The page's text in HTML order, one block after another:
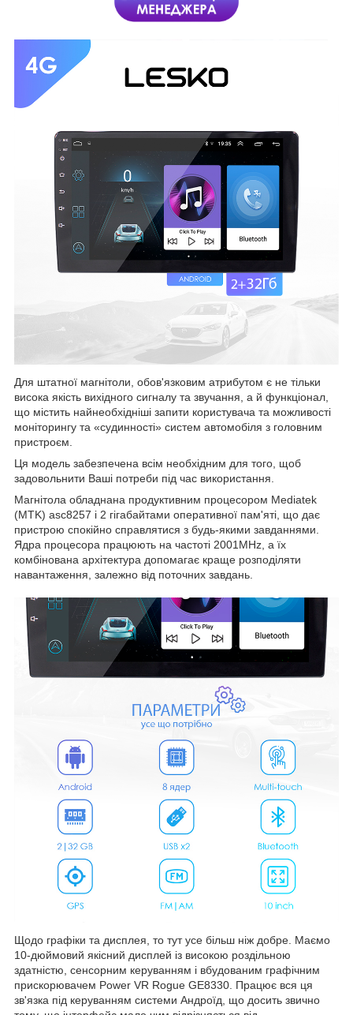
Для штатної магнітоли, обов'язковим атрибутом є не тільки
висока якість вихідного сигналу та звучання, а й функціонал,
що містить найнеобхідніші запити користувача та можливості
моніторингу та «судинності» систем автомобіля з головним
пристроєм.
Ця модель забезпечена всім необхідним для того, щоб
задовольнити Ваші потреби під час використання.
Магнітола обладнана продуктивним процесором Mediatek
(MTK) asc8257 і 2 гігабайтами оперативної пам'яті, що дає
пристрою спокійно справлятися з будь-якими завданнями.
Ядра процесора працюють на частоті 2001MHz, а їх
комбінована архітектура допомагає краще розподіляти
навантаження, залежно від поточних завдань.
Щодо графіки та дисплея, то тут усе більш ніж добре. Маємо
10-дюймовий якісний дисплей із високою роздільною
здатністю, сенсорним керуванням і вбудованим графічним
прискорювачем Power VR Rogue GE8330. Працює вся ця
зв'язка під керуванням системи Андроїд, що досить звично